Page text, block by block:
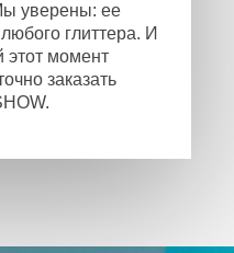
уверены: ее
глиттера. И
этот момент
заказать